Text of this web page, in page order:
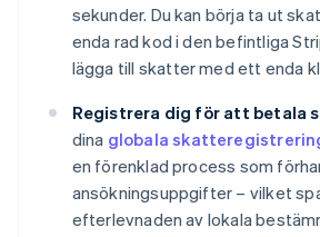
sekunder. Du kan börja ta ut
enda rad kod i den befintliga
lägga till skatter med ett enda
Registrera dig för att betala
dina globala
en förenklad process som
ansökningsuppgifter – vilket
efterlevnaden av lokala